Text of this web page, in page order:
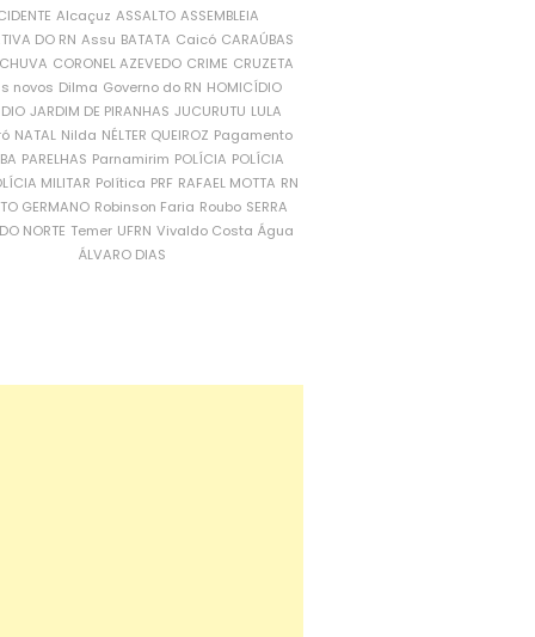
Alcaçuz ASSALTO ASSEMBLEIA
DO RN Assu BATATA Caicó CARAÚBAS
CORONEL AZEVEDO CRIME CRUZETA
novos Dilma Governo do RN HOMICÍDIO
JARDIM DE PIRANHAS JUCURUTU LULA
NATAL Nilda NÉLTER QUEIROZ Pagamento
PARELHAS Parnamirim POLÍCIA POLÍCIA
MILITAR Política PRF RAFAEL MOTTA RN
GERMANO Robinson Faria Roubo SERRA
NORTE Temer UFRN Vivaldo Costa Água
ÁLVARO DIAS